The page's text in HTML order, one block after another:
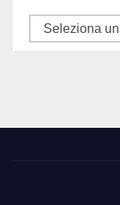
Categorie